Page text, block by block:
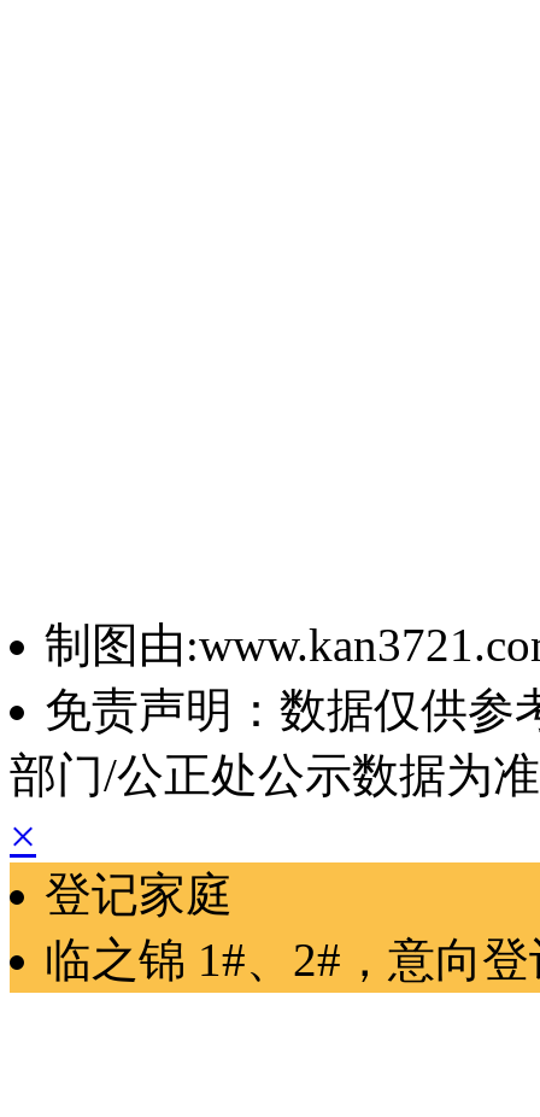
制图由
免责声明：数据仅供参
部门/公正处公示数据为
×
登记家庭
临之锦 1#、2# ， 意向登